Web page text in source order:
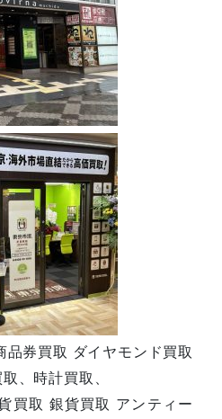
券買取 ダイヤモンド買取
、時計買取、
買取 銀貨買取 アンティー